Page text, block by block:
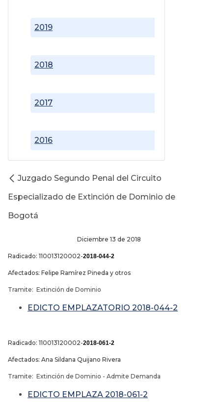
2016
2017
2018
2019
Juzgado Segundo Penal del Circuito
Especializado de Extinción de Dominio de
Bogotá
Diciembre 13 de 2018
Radicado: 110013120002-2018-044-2
Afectados: Felipe Ramírez Pineda y otros
Tramite: Extinción de Dominio
EDICTO EMPLAZATORIO 2018-044-2
Radicado: 110013120002-2018-061-2
Afectados: Ana Sildana Quijano Rivera
Tramite: Extinción de Dominio - Admite Demanda
EDICTO EMPLAZA 2018-061-2